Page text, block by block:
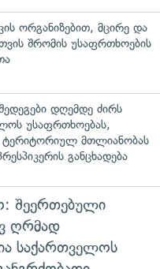
ორგანიზებით, მცირე და
შრომის უსაფრთხოების
დღემდე ძირს
უსაფრთხოებას,
ტერიტორიულ მთლიანობას
განცხადება
შეერთებული
ღრმად
საქართველოს